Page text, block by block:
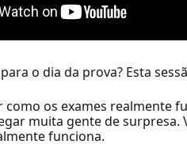
o dia da prova? Esta
como os exames realmente
muita gente de surpresa.
funciona.